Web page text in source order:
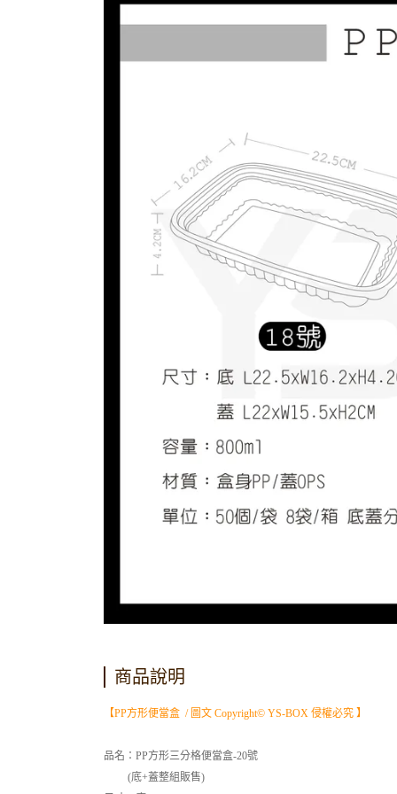
商品說明
【PP方形便當盒 / 圖文 Copyright© YS-BOX 侵權必究 】
品名：PP方形三分格便當盒-20號
(底+蓋整組販售)